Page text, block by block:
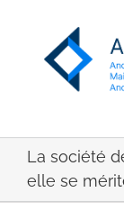
La société
elle se